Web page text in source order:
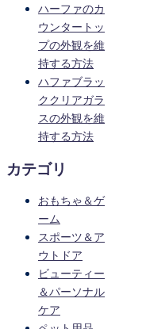
ハーファのカ
ウンタートッ
プの外観を維
持する方法
ハファブラッ
ククリアガラ
スの外観を維
持する方法
カテゴリ
おもちゃ＆ゲ
ーム
スポーツ＆ア
ウトドア
ビューティー
＆パーソナル
ケア